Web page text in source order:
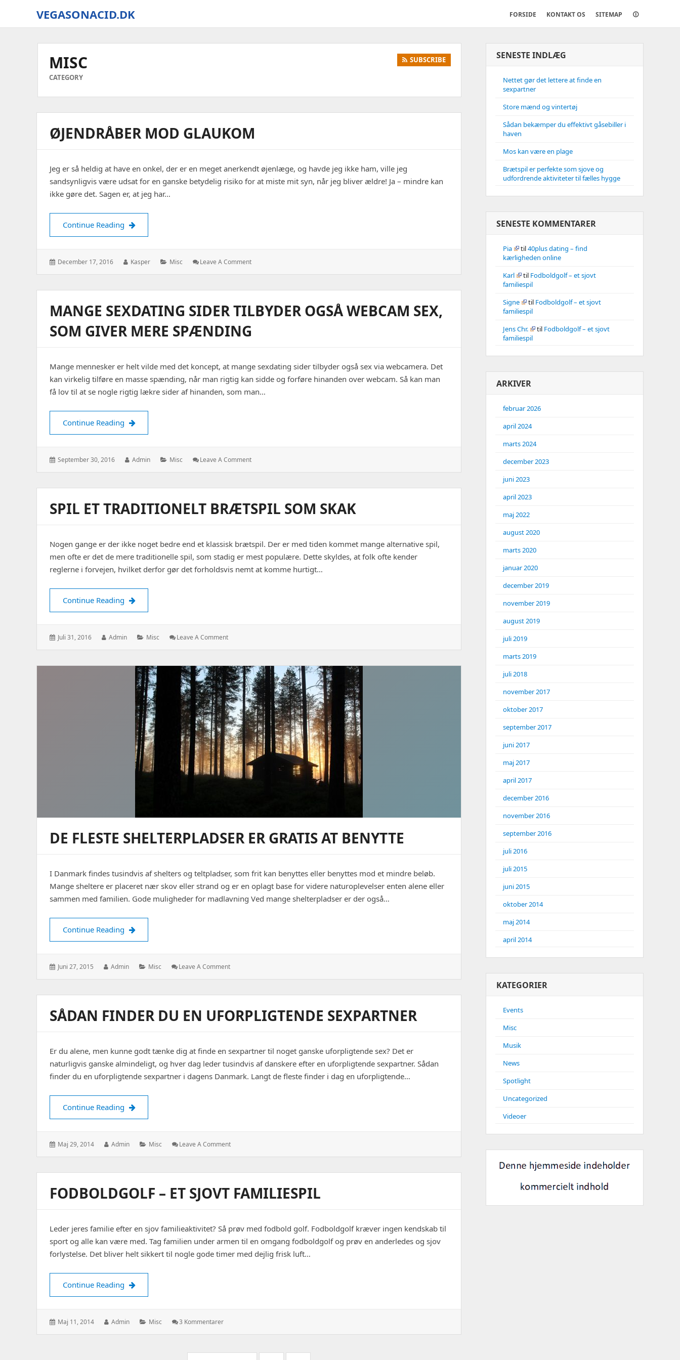
VEGASONACID.DK
On
FORSIDE KONTAKT OS SITEMAP 🛈
MISC
CATEGORY
SUBSCRIBE
ØJENDRÅBER MOD GLAUKOM
Jeg er så heldig at have en onkel, der er en meget anerkendt øjenlæge, og havde jeg ikke ham, ville jeg
sandsynligvis være udsat for en ganske betydelig risiko for at miste mit syn, når jeg bliver ældre! Ja – mindre kan
ikke gøre det. Sagen er, at jeg har…
Continue Reading Øjendråber mod glaukom
Posted
December 17, 2016 Author:
Kasper Categories:
Misc Leave A Comment: Øjendråber
MANGE SEXDATING SIDER TILBYDER OGSÅ WEBCAM SEX,
SOM GIVER MERE SPÆNDING
Mange mennesker er helt vilde med det koncept, at mange sexdating sider tilbyder også sex via webcamera. Det
kan virkelig tilføre en masse spænding, når man rigtig kan sidde og forføre hinanden over webcam. Så kan man
få lov til at se nogle rigtig lækre sider af hinanden, som man…
Continue Reading Mange sexdating sider tilbyder også webcam sex, som giver mere spænding
Posted
September 30, 2016 Author:
Admin Categories:
Misc Leave A Comment: Mange
Tilbyder
Webcam
Sex,
Mere
Spænding
SPIL ET TRADITIONELT BRÆTSPIL SOM SKAK
Nogen gange er der ikke noget bedre end et klassisk brætspil. Der er med tiden kommet mange alternative spil,
men ofte er det de mere traditionelle spil, som stadig er mest populære. Dette skyldes, at folk ofte kender
reglerne i forvejen, hvilket derfor gør det forholdsvis nemt at komme hurtigt…
Continue Reading Spil et traditionelt brætspil som skak
Posted
Juli 31, 2016 Author:
Admin Categories:
Misc Leave A Comment: Spil
Brætspil
Som
Skak
DE FLESTE SHELTERPLADSER ER GRATIS AT BENYTTE
I Danmark findes tusindvis af shelters og teltpladser, som frit kan benyttes eller benyttes mod et mindre beløb.
Mange sheltere er placeret nær skov eller strand og er en oplagt base for videre naturoplevelser enten alene eller
sammen med familien. Gode muligheder for madlavning Ved mange shelterpladser er der også…
Continue Reading De fleste shelterpladser er gratis at benytte
Posted
Juni 27, 2015 Author:
Admin Categories:
Misc Leave A Comment: De
Er
At
Benytte
SÅDAN FINDER DU EN UFORPLIGTENDE SEXPARTNER
Er du alene, men kunne godt tænke dig at finde en sexpartner til noget ganske uforpligtende sex? Det er
naturligvis ganske almindeligt, og hver dag leder tusindvis af danskere efter en uforpligtende sexpartner. Sådan
finder du en uforpligtende sexpartner i dagens Danmark. Langt de fleste finder i dag en uforpligtende…
Continue Reading Sådan finder du en uforpligtende sexpartner
Posted
Maj 29, 2014 Author:
Admin Categories:
Misc Leave A Comment: Sådan
En
Sexpartner
FODBOLDGOLF – ET SJOVT FAMILIESPIL
Leder jeres familie efter en sjov familieaktivitet? Så prøv med fodbold golf. Fodboldgolf kræver ingen kendskab til
sport og alle kan være med. Tag familien under armen til en omgang fodboldgolf og prøv en anderledes og sjov
forlystelse. Det bliver helt sikkert til nogle gode timer med dejlig frisk luft…
Continue Reading Fodboldgolf – et sjovt familiespil
Posted
Maj 11, 2014 Author:
Admin Categories:
Misc 3 KommentarerTil
SENESTE INDLÆG
Nettet gør det lettere at finde en
sexpartner
Store mænd og vintertøj
Sådan bekæmper du effektivt gåsebiller i
haven
Mos kan være en plage
Brætspil er perfekte som sjove og
udfordrende aktiviteter til fælles hygge
SENESTE KOMMENTARER
Pia til40plus dating – find
kærligheden online
Karl
til Fodboldgolf – et sjovt
familiespil
Signe
til Fodboldgolf – et sjovt
familiespil
Jens Chr.
til Fodboldgolf – et sjovt
familiespil
ARKIVER
februar 2026
april 2024
marts 2024
december 2023
juni 2023
april 2023
maj 2022
august 2020
marts 2020
januar 2020
december 2019
november 2019
august 2019
juli 2019
marts 2019
juli 2018
november 2017
oktober 2017
september 2017
juni 2017
maj 2017
april 2017
december 2016
november 2016
september 2016
juli 2016
juli 2015
juni 2015
oktober 2014
maj 2014
april 2014
KATEGORIER
Events
Misc
Musik
News
Spotlight
Uncategorized
Videoer